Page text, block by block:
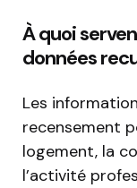
À quoi
données
Les
recensement
logement, la
l’activité